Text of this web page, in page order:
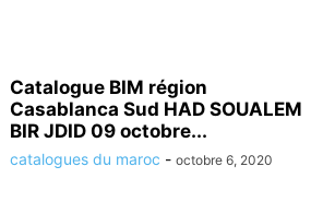
Catalogue BIM région
Casablanca Sud HAD SOUALEM
BIR JDID 09 octobre...
catalogues du maroc - octobre 6, 2020